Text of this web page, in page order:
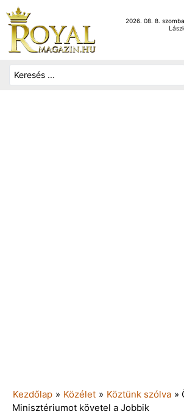
2026. 08. 8.
Kezdőlap » Közélet » Köztünk szólva »
Minisztériumot követel a Jobbik